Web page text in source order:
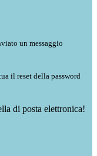
un messaggio
il reset della password
di posta elettronica!